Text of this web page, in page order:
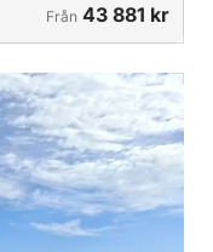
Från 43 881 kr